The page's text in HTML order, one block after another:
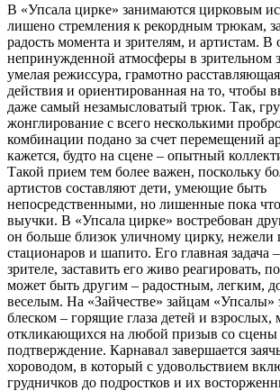
В «Упсала цирке» занимаются цирковым
лишено стремления к рекордным трюкам,
радость момента и зрителям, и артистам. В
непринужденной атмосферы в зрительном
умелая режиссура, грамотно
действия и ориентированная на то, чтобы
даже самый незамысловатый трюк. Так,
жонглирование с всего несколькими
комбинации подано за счет перемещений
кажется, будто на сцене – опытный
Такой прием тем более важен, поскольку
артистов составляют дети, умеющие быть
непосредственными, но лишенные пока
выучки. В «Упсала цирке» востребован
он больше близок уличному цирку, нежели
стационаров и шапито. Его главная задача
зрителе, заставить его живо реагировать,
может быть другим – радостным, легким,
веселым. На «Зайчестве» зайцам «Упсалы»
блеском – горящие глаза детей и взрослых,
откликающихся на любой призыв со сцены
подтверждение. Карнавал завершается
хороводом, в который с удовольствием
грудничков до подростков и их